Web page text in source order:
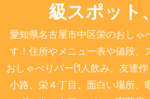
級スポット
愛知県名古屋市中区栄のおしゃ
す！住所やメニュー表や値段、
おしゃべりバー(1人飲み、友達
小路、栄４丁目、面白い場所、